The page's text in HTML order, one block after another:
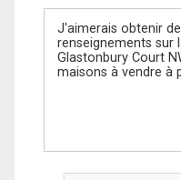
Message